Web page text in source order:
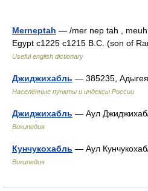
Merneptah — /mer nep tah ,
Egypt c1225 c1215 B.C. (son of
Useful english dictionary
Джиджихабль — 385235,
Населённые пункты и индексы России
Джиджихабль — Аул
Википедия
Кунчукохабль — Аул
Википедия